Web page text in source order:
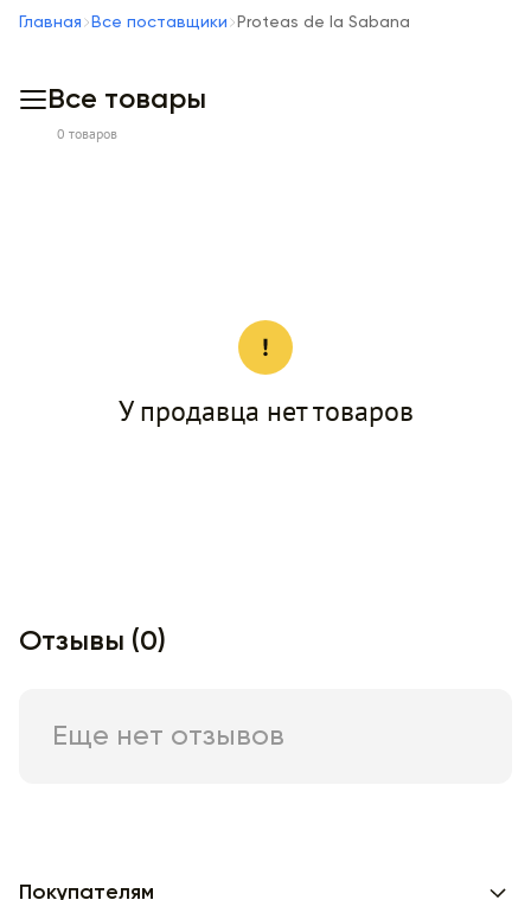
Главная Все поставщики Proteas de la Sabana
Все товары
0 товаров
У продавца нет товаров
Отзывы (0)
Еще нет отзывов
Покупателям